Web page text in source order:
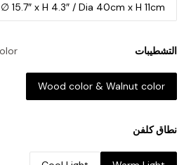
∅ 15.7″ x H 4.3″ / Dia 40cm x H 11cm
التشطيبات
Wood color & Walnut color
نطاق كلفن